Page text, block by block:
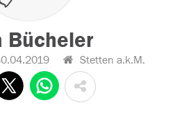
Bücheler
Stetten a.k.M.